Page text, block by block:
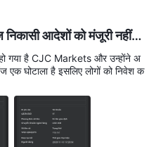
आदेशों को मंजूरी नहीं
गया है CJC Markets और उन्होंने अ
एक घोटाला है इसलिए लोगों को निवेश क